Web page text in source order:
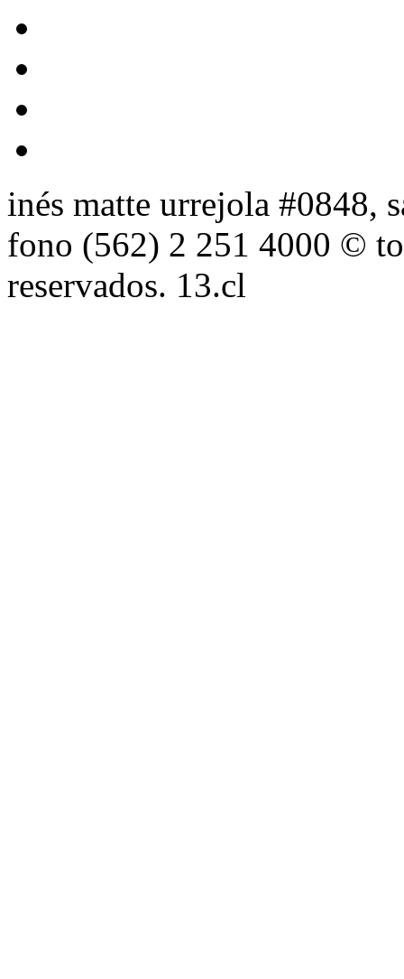
inés matte urrejola #0848,
fono (562) 2 251 4000 ©
reservados. 13.cl